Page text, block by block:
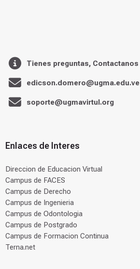
Tienes preguntas, Contactanos
edicson.domero@ugma.edu.ve
soporte@ugmavirtul.org
Enlaces de Interes
Direccion de Educacion Virtual
Campus de FACES
Campus de Derecho
Campus de Ingenieria
Campus de Odontologia
Campus de Postgrado
Campus de Formacion Continua
Terna.net